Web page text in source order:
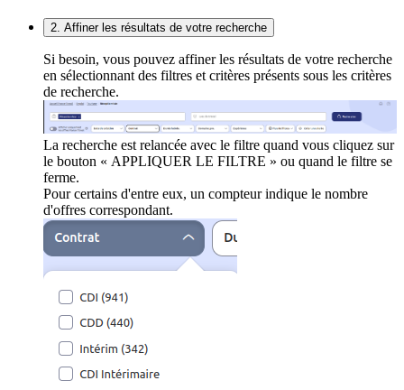
2. Affiner les résultats de votre recherche
Si besoin, vous pouvez affiner les résultats de votre recherche
en sélectionnant des filtres et critères présents sous les critères
de recherche.
La recherche est relancée avec le filtre quand vous cliquez sur
le bouton « APPLIQUER LE FILTRE » ou quand le filtre se
ferme.
Pour certains d'entre eux, un compteur indique le nombre
d'offres correspondant.